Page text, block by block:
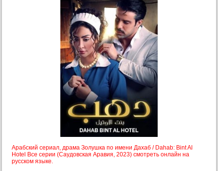
Арабский сериал, драма Золушка по имени Дахаб / Dahab: Bint Al
Hotel Все серии (Саудовская Аравия, 2023) смотреть онлайн на
русском языке.